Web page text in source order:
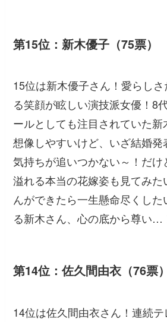
第15位：新木優子（75票）
15位は新木優子さん！愛らし
る笑顔が眩しい演技派女優！8
ールとしても注目されていた
想像しやすいけど、いざ結婚
気持ちが追いつかない～！だ
溢れる本当の花嫁姿も見てみた
んができたら一生懸命尽くし
る新木さん、心の底から尊い…
第14位：佐久間由衣（76票）
14位は佐久間由衣さん！連続